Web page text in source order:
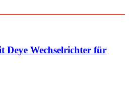
Deye Wechselrichter für